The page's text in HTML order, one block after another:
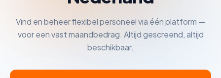
Vind en beheer flexibel personeel via één platform —
voor een vast maandbedrag. Altijd gescreend, altijd
beschikbaar.